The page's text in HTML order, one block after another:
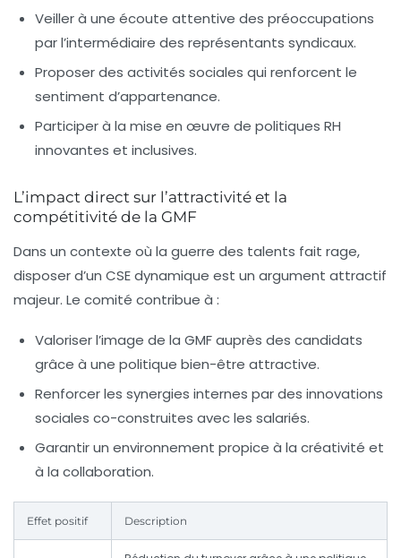
Veiller à une écoute attentive des préoccupations
par l’intermédiaire des représentants syndicaux.
Proposer des activités sociales qui renforcent le
sentiment d’appartenance.
Participer à la mise en œuvre de politiques RH
innovantes et inclusives.
L’impact direct sur l’attractivité et la
compétitivité de la GMF
Dans un contexte où la guerre des talents fait rage,
disposer d’un CSE dynamique est un argument attractif
majeur. Le comité contribue à :
Valoriser l’image de la GMF auprès des candidats
grâce à une politique bien-être attractive.
Renforcer les synergies internes par des innovations
sociales co-construites avec les salariés.
Garantir un environnement propice à la créativité et
à la collaboration.
Effet positif Description